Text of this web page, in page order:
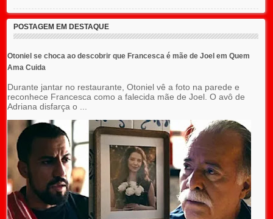
POSTAGEM EM DESTAQUE
Otoniel se choca ao descobrir que Francesca é mãe de Joel em Quem
Ama Cuida
Durante jantar no restaurante, Otoniel vê a foto na parede e
reconhece Francesca como a falecida mãe de Joel. O avô de
Adriana disfarça o ...